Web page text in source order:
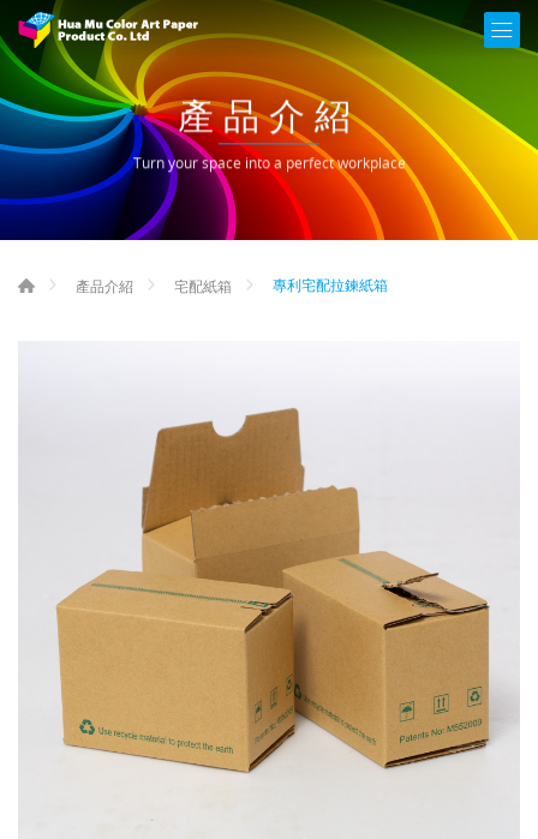
產品介紹
Turn your space into a perfect workplace
產品介紹 宅配紙箱 專利宅配拉鍊紙箱